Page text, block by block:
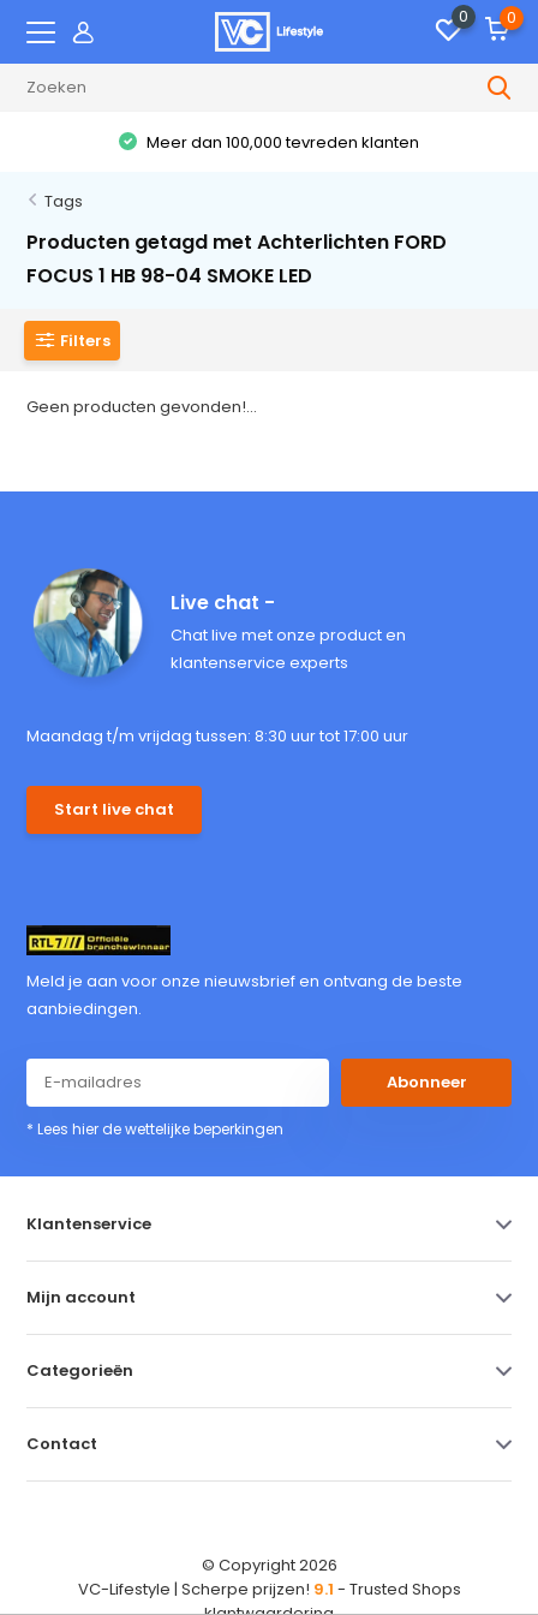
0 0
Meer dan 100,000 tevreden klanten
Tags
Producten getagd met Achterlichten FORD
FOCUS 1 HB 98-04 SMOKE LED
Filters
Geen producten gevonden!...
Live chat -
Chat live met onze product en
klantenservice experts
Maandag t/m vrijdag tussen: 8:30 uur tot 17:00 uur
Start live chat
Meld je aan voor onze nieuwsbrief en ontvang de beste
aanbiedingen.
Abonneer
* Lees hier de wettelijke beperkingen
Klantenservice
Mijn account
Categorieën
Contact
© Copyright 2026
VC-Lifestyle | Scherpe prijzen! 9.1 - Trusted Shops